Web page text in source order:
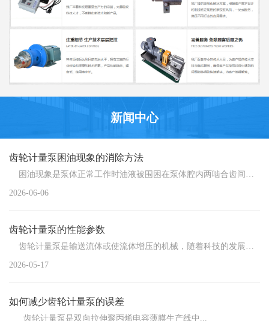
新闻中心
齿轮计量泵困油现象的消除方法
2026-06-06
齿轮计量泵的性能参数
2026-05-17
如何减少齿轮计量泵的误差
齿轮计量泵是双向拉伸聚丙烯电容薄膜生产线中...